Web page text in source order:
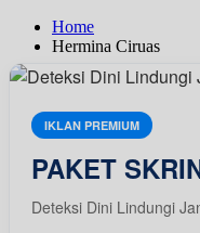
Home
Hermina Ciruas
IKLAN PREMIUM
PAKET
Deteksi Dini Lindungi